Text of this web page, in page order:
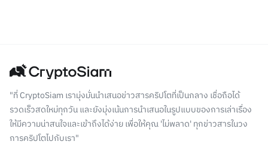
"ที่ CryptoSiam เรามุ่งมั่นนำเสนอข่าวสารคริปโตที่เป็นกลาง เชื่อถือได้
รวดเร็วสดใหม่ทุกวัน และยังมุ่งเน้นการนำเสนอในรูปแบบของการเล่าเรื่อง
ให้มีความน่าสนใจและเข้าถึงได้ง่าย เพื่อให้คุณ 'ไม่พลาด' ทุกข่าวสารในวง
การคริปโตไปกับเรา"